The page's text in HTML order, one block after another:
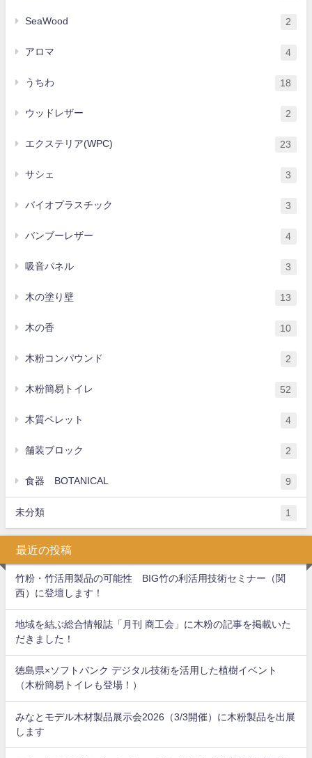
SeaWood 2
アロマ 4
うちわ 18
ウッドレザー 2
エクステリア(WPC) 23
サシェ 3
バイオプラスチック 3
バンブーレザー 4
吸音パネル 3
木の塗り壁 13
木の香 10
木粉コンパウンド 2
木粉簡易トイレ 52
木質ペレット 4
舗装ブロック 2
食器 BOTANICAL 9
未分類 1
最近の投稿
竹粉・竹活用製品の可能性 BIG竹の利活用技術セミナー（関
西）に登壇します！
地域を結ぶ総合情報誌「月刊 商工会」に木粉の記事を掲載いた
だきました！
徳島県×ソフトバンク デジタル技術を活用した植樹イベント
（木粉簡易トイレも登場！）
みなとモデル木材製品展示会2026（3/3開催）に木粉製品を出展
します